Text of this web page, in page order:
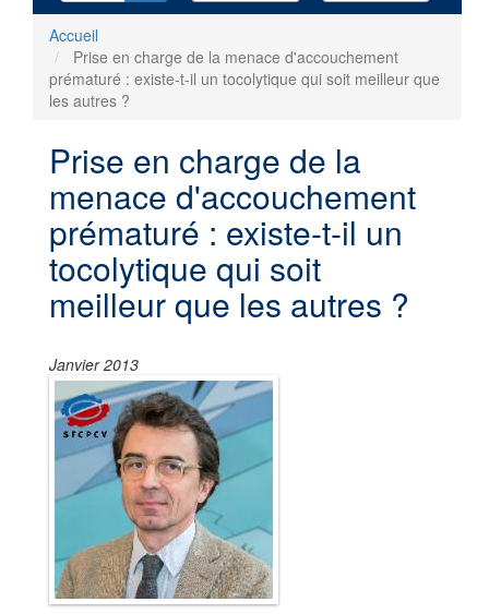
Accueil
Prise en charge de la menace d'accouchement
prématuré : existe-t-il un tocolytique qui soit meilleur que
les autres ?
Prise en charge de la
menace d'accouchement
prématuré : existe-t-il un
tocolytique qui soit
meilleur que les autres ?
Janvier 2013